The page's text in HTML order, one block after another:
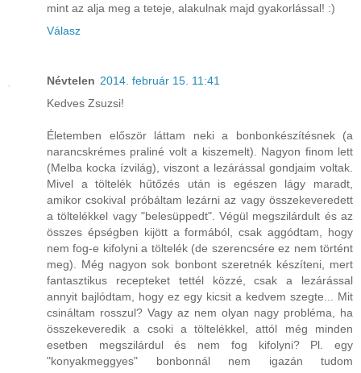
mint az alja meg a teteje, alakulnak majd gyakorlással! :)
Válasz
Névtelen 2014. február 15. 11:41
Kedves Zsuzsi!
Életemben először láttam neki a bonbonkészítésnek (a
narancskrémes praliné volt a kiszemelt). Nagyon finom lett
(Melba kocka ízvilág), viszont a lezárással gondjaim voltak.
Mivel a töltelék hűtőzés után is egészen lágy maradt,
amikor csokival próbáltam lezárni az vagy összekeveredett
a töltelékkel vagy "belesüppedt". Végül megszilárdult és az
összes épségben kijött a formából, csak aggódtam, hogy
nem fog-e kifolyni a töltelék (de szerencsére ez nem történt
meg). Még nagyon sok bonbont szeretnék készíteni, mert
fantasztikus recepteket tettél közzé, csak a lezárással
annyit bajlódtam, hogy ez egy kicsit a kedvem szegte... Mit
csináltam rosszul? Vagy az nem olyan nagy probléma, ha
összekeveredik a csoki a töltelékkel, attól még minden
esetben megszilárdul és nem fog kifolyni? Pl. egy
"konyakmeggyes" bonbonnál nem igazán tudom